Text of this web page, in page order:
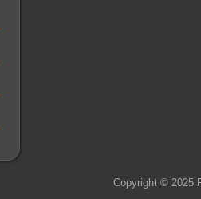
Copyright © 2025